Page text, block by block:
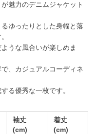
魅力のデニムジャケット
ゆったりとした身幅と落
うな風合いが楽しめま
、カジュアルコーディネ
る優秀な一枚です。
袖丈
(cm)
着丈
(cm)